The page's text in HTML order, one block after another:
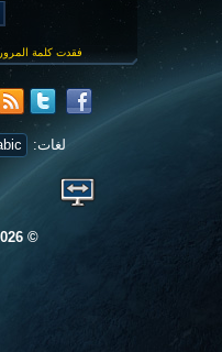
فقدت كلمة المرور
لغات:
© 2026 Cybertopia